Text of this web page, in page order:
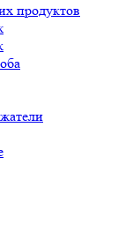
продуктов